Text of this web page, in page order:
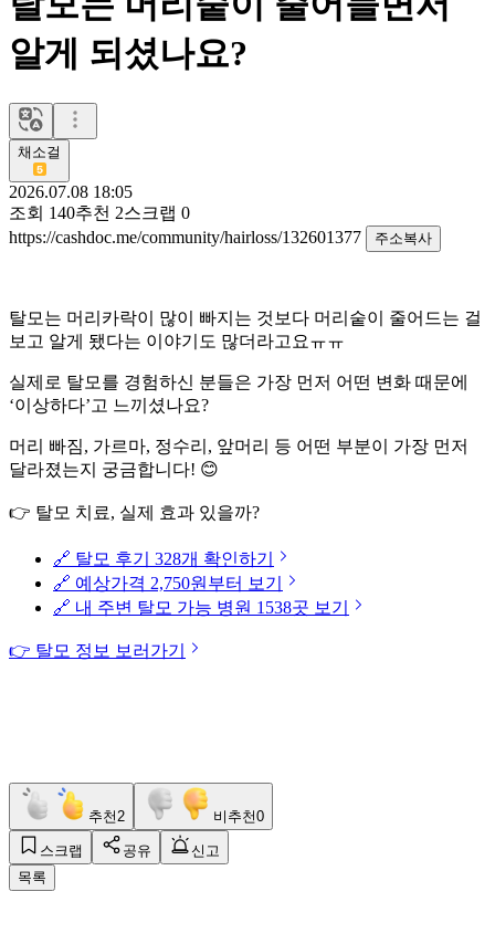
알게 되셨나요?
채소걸
2026.07.08 18:05
조회 140추천 2스크랩 0
https://cashdoc.me/community/hairloss/132601377
주소복사
탈모는 머리카락이 많이 빠지는 것보다 머리숱이 줄어드는 걸
보고 알게 됐다는 이야기도 많더라고요ㅠㅠ
실제로 탈모를 경험하신 분들은 가장 먼저 어떤 변화 때문에
‘이상하다’고 느끼셨나요?
머리 빠짐, 가르마, 정수리, 앞머리 등 어떤 부분이 가장 먼저
달라졌는지 궁금합니다! 😊
👉 탈모 치료, 실제 효과 있을까?
🔗 탈모 후기 328개 확인하기
🔗 예상가격 2,750원부터 보기
🔗 내 주변 탈모 가능 병원 1538곳 보기
👉 탈모 정보 보러가기
추천 2 비추천0
스크랩 공유
신고
목록